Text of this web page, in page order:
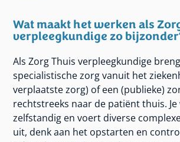
Wat maakt het werken als
verpleegkundige zo
Als Zorg Thuis verpleegkundige
specialistische zorg vanuit het
verplaatste zorg) of een (publieke)
rechtstreeks naar de patiënt thuis.
zelfstandig en voert diverse
uit, denk aan het opstarten en